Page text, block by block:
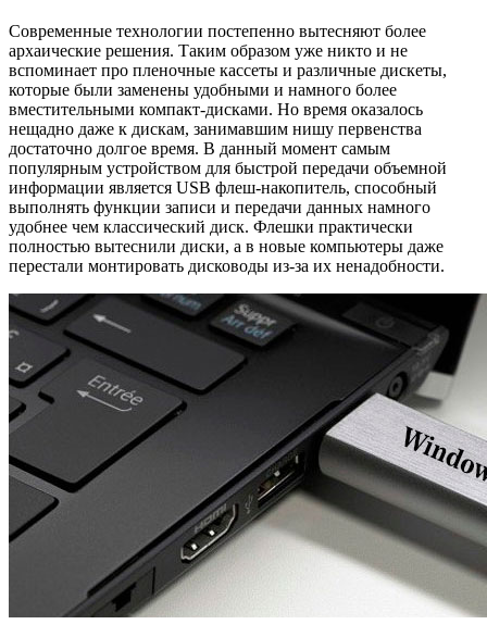
Современные технологии постепенно вытесняют более
архаические решения. Таким образом уже никто и не
вспоминает про пленочные кассеты и различные дискеты,
которые были заменены удобными и намного более
вместительными компакт-дисками. Но время оказалось
нещадно даже к дискам, занимавшим нишу первенства
достаточно долгое время. В данный момент самым
популярным устройством для быстрой передачи объемной
информации является USB флеш-накопитель, способный
выполнять функции записи и передачи данных намного
удобнее чем классический диск. Флешки практически
полностью вытеснили диски, а в новые компьютеры даже
перестали монтировать дисководы из-за их ненадобности.